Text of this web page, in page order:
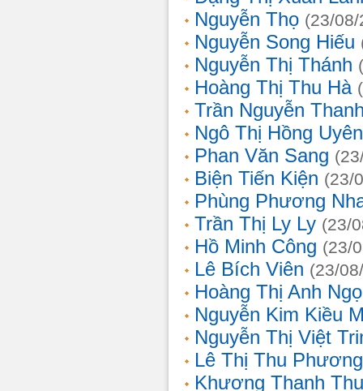
Nguyễn Thọ (23/
Nguyễn Song Hiếu
Nguyễn Thị Thánh
Hoàng Thị Thu Hà
Trần Nguyễn
Ngô Thị Hồng Uyên
Phan Văn Sang
Biện Tiến Kiện (23/
Phùng Phương
Trần Thị Ly Ly (23/
Hồ Minh Công (23/
Lê Bích Viên (23/
Hoàng Thị Anh
Nguyễn Kim Kiều
Nguyễn Thị Việt
Lê Thị Thu Phương
Khương Thanh